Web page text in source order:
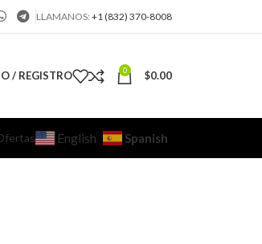
LLAMANOS: +1 (832) 370-8008
/ REGISTRO 0 $0.00
English Spanish